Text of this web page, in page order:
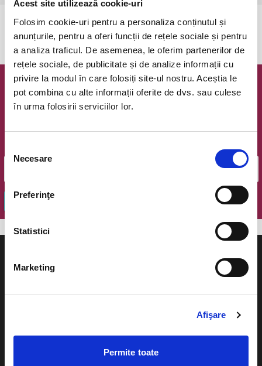
Acest site utilizează cookie-uri
Folosim cookie-uri pentru a personaliza conținutul și
anunțurile, pentru a oferi funcții de rețele sociale și pentru
a analiza traficul. De asemenea, le oferim partenerilor de
rețele sociale, de publicitate și de analize informații cu
privire la modul în care folosiți site-ul nostru. Aceștia le
pot combina cu alte informații oferite de dvs. sau culese
în urma folosirii serviciilor lor.
consimțământului
Necesare
Preferinţe
Statistici
Marketing
Afişare
Permite toate
Evenimentul a expirat.
Newsletter @ Bilete.ro
OK
Cum comand bilete?